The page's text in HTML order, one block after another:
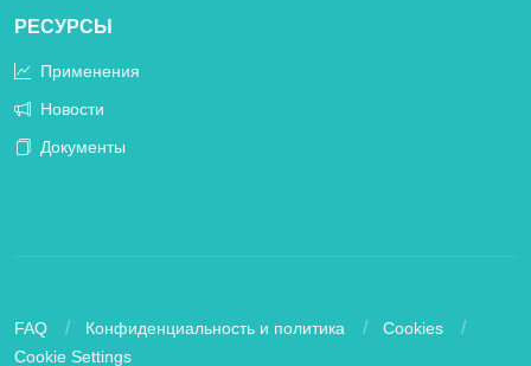
РЕСУРСЫ
Применения
Новости
Документы
FAQ Конфиденциальность и политика
Cookies
Cookie Settings